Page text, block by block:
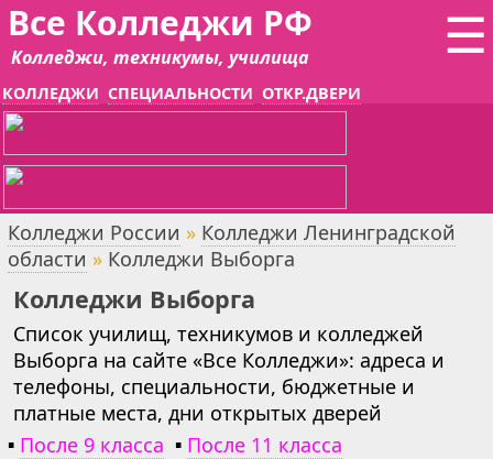
☰
Все Колледжи РФ
Колледжи, техникумы, училища
КОЛЛЕДЖИ СПЕЦИАЛЬНОСТИ ОТКР.ДВЕРИ
Колледжи России » Колледжи Ленинградской
области » Колледжи Выборга
Колледжи Выборга
Список училищ, техникумов и колледжей
Выборга на сайте «Все Колледжи»: адреса и
телефоны, специальности, бюджетные и
платные места, дни открытых дверей
▪ После 9 класса ▪ После 11 класса